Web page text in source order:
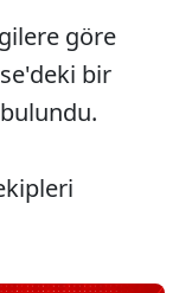
göre
bir